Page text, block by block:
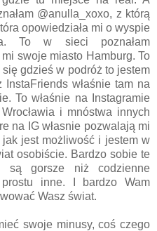
@anulla_xoxo, z którą
opowiedziała mi o wyspie
To w sieci poznałam
swoje miasto Hamburg. To
gdzieś w podróż to jestem
właśnie tam na
To właśnie na Instagramie
i mnóstwa innych
na IG własnie pozwalają mi
jest możliwość i jestem w
osobiście. Bardzo sobie te
gorsze niż codzienne
inne. I bardzo Wam
Wasz świat.
swoje minusy, coś czego